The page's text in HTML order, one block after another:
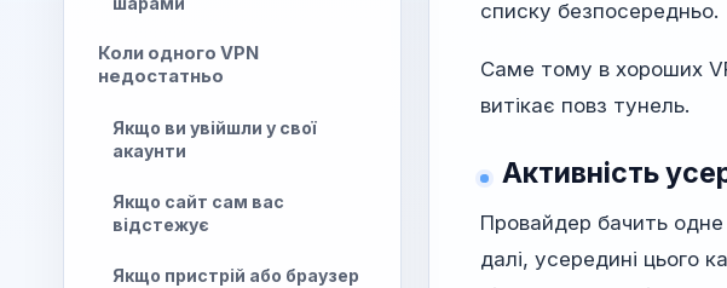
Коли одного VPN
недостатньо
Якщо ви увійшли у свої
акаунти
Якщо сайт сам вас
відстежує
Якщо пристрій або браузер
списку безпосередньо.
Саме тому в хороших
витікає повз тунель.
Активність
Провайдер бачить
далі, усередині цього